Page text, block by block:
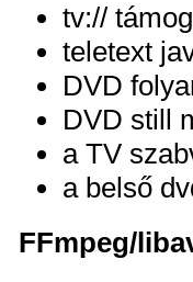
tv://
teletext
DVD
DVD still
a TV
a belső
FFmpeg/